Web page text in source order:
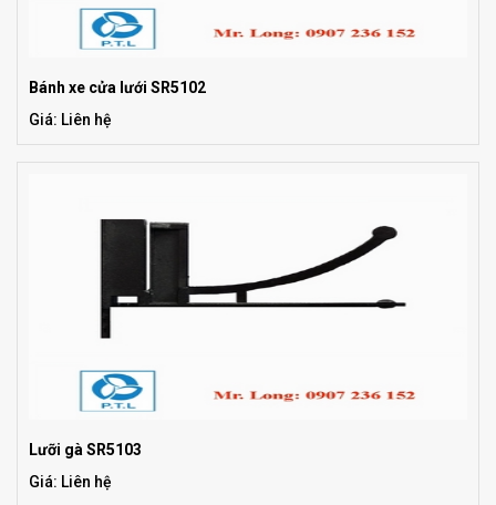
Bánh xe cửa lưới SR5102
Giá: Liên hệ
Lưỡi gà SR5103
Giá: Liên hệ